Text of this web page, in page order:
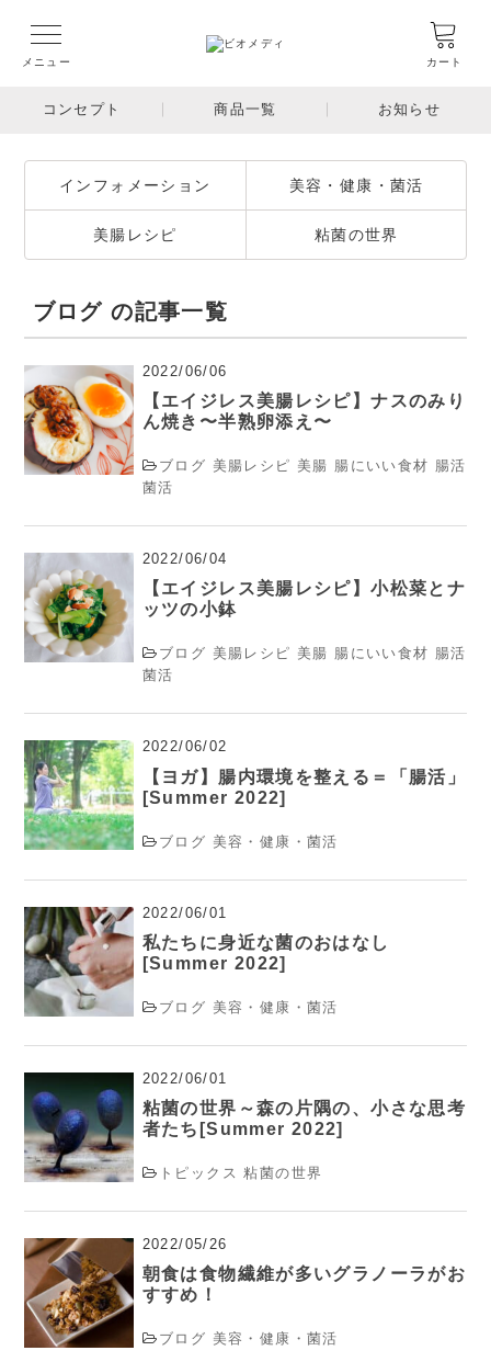
メニュー カート
コンセプト 商品一覧 お知らせ
インフォメーション 美容・健康・菌活
美腸レシピ 粘菌の世界
ブログ の記事一覧
2022/06/06
【エイジレス美腸レシピ】ナスのみり
ん焼き〜半熟卵添え〜
ブログ 美腸レシピ 美腸 腸にいい食材 腸活
菌活
2022/06/04
【エイジレス美腸レシピ】小松菜とナ
ッツの小鉢
ブログ 美腸レシピ 美腸 腸にいい食材 腸活
菌活
2022/06/02
【ヨガ】腸内環境を整える＝「腸活」
[Summer 2022]
ブログ 美容・健康・菌活
2022/06/01
私たちに身近な菌のおはなし
[Summer 2022]
ブログ 美容・健康・菌活
2022/06/01
粘菌の世界～森の片隅の、小さな思考
者たち[Summer 2022]
トピックス 粘菌の世界
2022/05/26
朝食は食物繊維が多いグラノーラがお
すすめ！
ブログ 美容・健康・菌活